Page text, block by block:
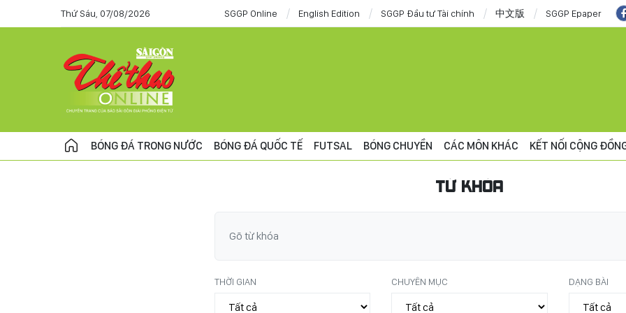
Thứ Sáu, 07/08/2026 SGGP Online English Edition SGGP Đầu tư Tài chính 中文版 SGGP Epaper
BÓNG ĐÁ TRONG NƯỚC BÓNG ĐÁ QUỐC TẾ FUTSAL BÓNG CHUYỀN CÁC MÔN KHÁC KẾT NỐI CỘNG
TỪ KHÓA
THỜI GIAN CHUYÊN MỤC DẠNG BÀI